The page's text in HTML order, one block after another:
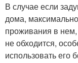
В случае если
дома,
проживания в
не обходится,
использовать его